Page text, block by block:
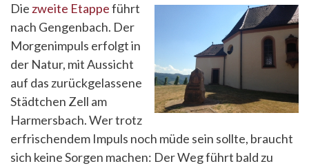
Die zweite Etappeführt
nach Gengenbach. Der
Morgenimpuls erfolgt in
der Natur, mit Aussicht
auf das zurückgelassene
Städtchen Zell am
Harmersbach. Wer trotz
erfrischendem Impuls noch müde sein sollte, braucht
sich keine Sorgen machen: Der Weg führt bald zu